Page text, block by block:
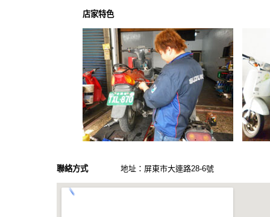
店家特色
聯絡方式 地址：屏東市大連路28-6號